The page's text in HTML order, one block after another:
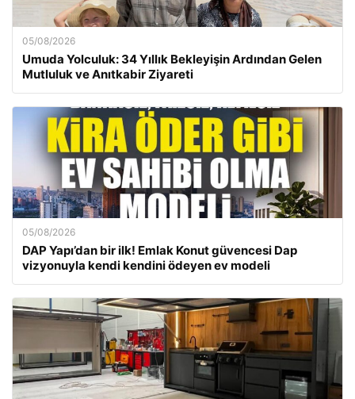
05/08/2026
Umuda Yolculuk: 34 Yıllık Bekleyişin Ardından Gelen
Mutluluk ve Anıtkabir Ziyareti
05/08/2026
DAP Yapı’dan bir ilk! Emlak Konut güvencesi Dap
vizyonuyla kendi kendini ödeyen ev modeli